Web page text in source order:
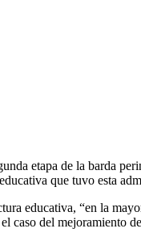
etapa de la barda
que tuvo esta
educativa, “en la
caso del mejoramiento